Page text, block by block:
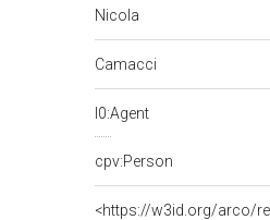
Nicola
Camacci
l0:Agent
cpv:Person
<https://w3id.org/arco/